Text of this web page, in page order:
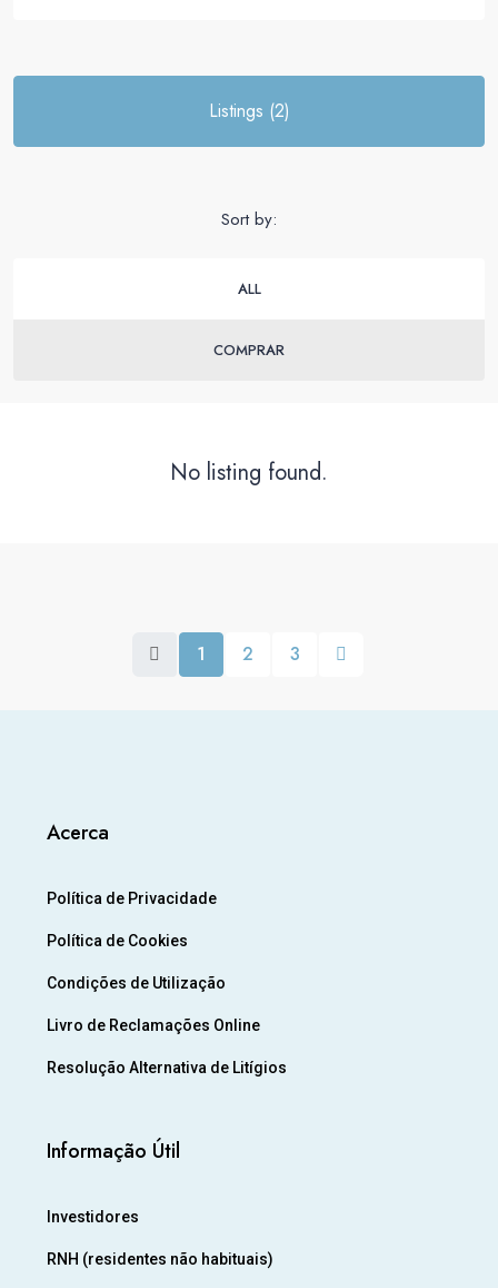
Listings (2)
ALL
COMPRAR
Sort by:
No listing found.
1 2 3
Acerca
Política de Privacidade
Política de Cookies
Condições de Utilização
Livro de Reclamações Online
Resolução Alternativa de Litígios
Informação Útil
Investidores
RNH (residentes não habituais)